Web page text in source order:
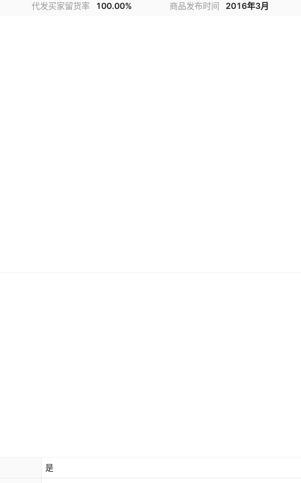
代发买家留货率 100.00% 商品发布时间 2016年3月
是